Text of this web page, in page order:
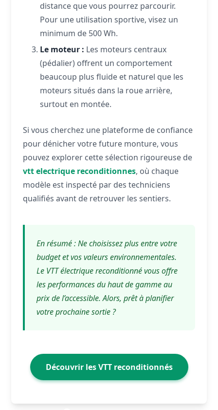
distance que vous pourrez parcourir.
Pour une utilisation sportive, visez un
minimum de 500 Wh.
Le moteur : Les moteurs centraux
(pédalier) offrent un comportement
beaucoup plus fluide et naturel que les
moteurs situés dans la roue arrière,
surtout en montée.
Si vous cherchez une plateforme de confiance
pour dénicher votre future monture, vous
pouvez explorer cette sélection rigoureuse de
vtt electrique reconditionnes, où chaque
modèle est inspecté par des techniciens
qualifiés avant de retrouver les sentiers.
En résumé : Ne choisissez plus entre votre
budget et vos valeurs environnementales.
Le VTT électrique reconditionné vous offre
les performances du haut de gamme au
prix de l’accessible. Alors, prêt à planifier
votre prochaine sortie ?
Découvrir les VTT reconditionnés